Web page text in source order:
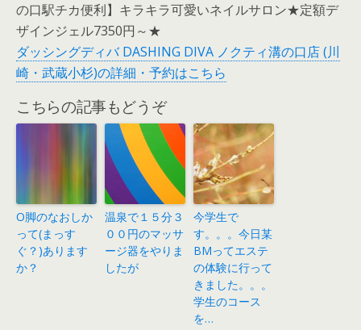
の口駅チカ便利】キラキラ可愛いネイルサロン★定額デ
ザインジェル7350円～★
ダッシングディバ DASHING DIVA ノクティ溝の口店 (川
崎・武蔵小杉)の詳細・予約はこちら
こちらの記事もどうぞ
O脚のなおしか
って(まっす
ぐ？)あります
か？
温泉で１５分３
００円のマッサ
ージ器をやりま
したが
今学生で
す。。。今日某
BMってエステ
の体験に行って
きました。。。
学生のコース
を…